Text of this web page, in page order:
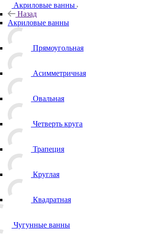
Акриловые ванны
Назад
Акриловые ванны
Прямоугольная
Асимметричная
Овальная
Четверть круга
Трапеция
Круглая
Квадратная
Чугунные ванны